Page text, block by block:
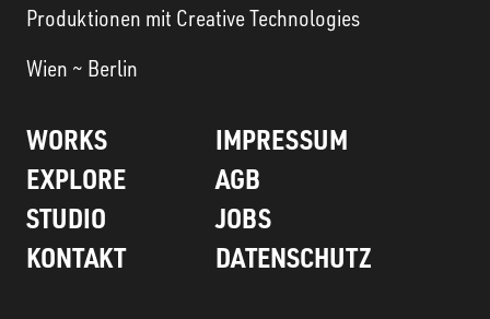
Produktionen mit Creative Technologies
Wien ~ Berlin
WORKS
EXPLORE
STUDIO
KONTAKT
IMPRESSUM
AGB
JOBS
DATENSCHUTZ